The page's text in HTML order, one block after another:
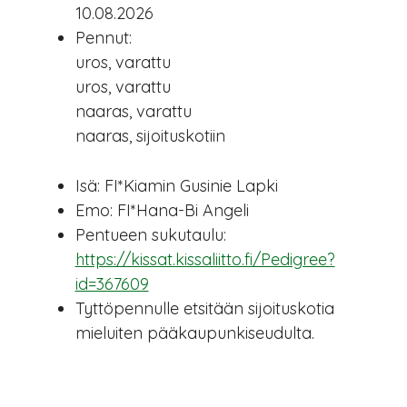
10.08.2026
Pennut:
uros, varattu
uros, varattu
naaras, varattu
naaras, sijoituskotiin
Isä: FI*Kiamin Gusinie Lapki
Emo: FI*Hana-Bi Angeli
Pentueen sukutaulu:
https://kissat.kissaliitto.fi/Pedigree?
id=367609
Tyttöpennulle etsitään sijoituskotia
mieluiten pääkaupunkiseudulta.